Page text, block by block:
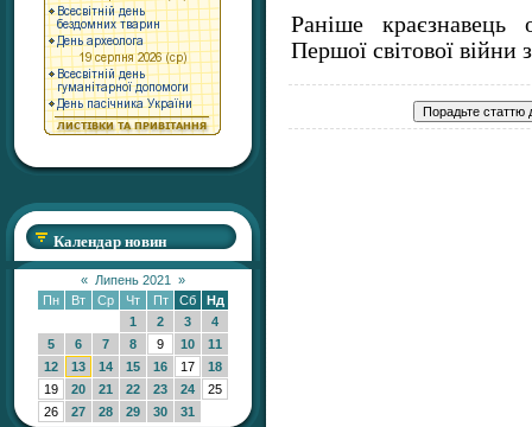
Календар новин
« Липень 2021
»
Пн
Вт Ср Чт Пт Сб
Нд
1
2 3
4
5
6 7 8 9 10
11
12
13 14 15 16 17
18
19
20 21 22 23 24
25
26
27 28 29 30 31
Раніше краєзнавець
Першої світової війни